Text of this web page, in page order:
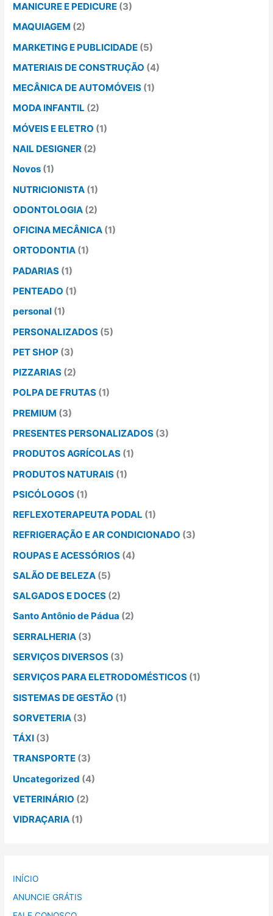
MANICURE E PEDICURE (3)
MAQUIAGEM (2)
MARKETING E PUBLICIDADE (5)
MATERIAIS DE CONSTRUÇÃO (4)
MECÂNICA DE AUTOMÓVEIS (1)
MODA INFANTIL (2)
MÓVEIS E ELETRO (1)
NAIL DESIGNER (2)
Novos (1)
NUTRICIONISTA (1)
ODONTOLOGIA (2)
OFICINA MECÂNICA (1)
ORTODONTIA (1)
PADARIAS (1)
PENTEADO (1)
personal (1)
PERSONALIZADOS (5)
PET SHOP (3)
PIZZARIAS (2)
POLPA DE FRUTAS (1)
PREMIUM (3)
PRESENTES PERSONALIZADOS (3)
PRODUTOS AGRÍCOLAS (1)
PRODUTOS NATURAIS (1)
PSICÓLOGOS (1)
REFLEXOTERAPEUTA PODAL (1)
REFRIGERAÇÃO E AR CONDICIONADO (3)
ROUPAS E ACESSÓRIOS (4)
SALÃO DE BELEZA (5)
SALGADOS E DOCES (2)
Santo Antônio de Pádua (2)
SERRALHERIA (3)
SERVIÇOS DIVERSOS (3)
SERVIÇOS PARA ELETRODOMÉSTICOS (1)
SISTEMAS DE GESTÃO (1)
SORVETERIA (3)
TÁXI (3)
TRANSPORTE (3)
Uncategorized (4)
VETERINÁRIO (2)
VIDRAÇARIA (1)
INÍCIO
ANUNCIE GRÁTIS